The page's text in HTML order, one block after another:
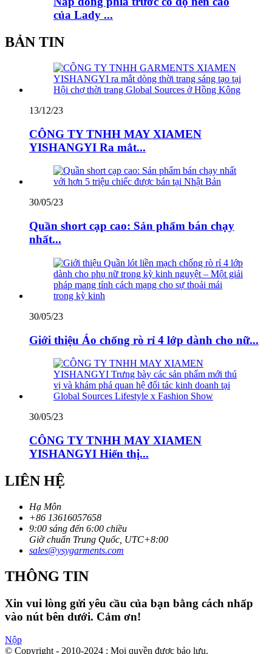
của Lady ...
BẢN TIN
13/12/23
CÔNG TY TNHH MAY XIAMEN
YISHANGYI Ra mắt...
30/05/23
Quần short cạp cao: Sản phẩm bán chạy
nhất...
30/05/23
Giới thiệu Áo chống rò rỉ 4 lớp dành cho nữ...
30/05/23
CÔNG TY TNHH MAY XIAMEN
YISHANGYI Hiển thị...
LIÊN HỆ
Hạ Môn
+86 13616057658
9:00 sáng đến 6:00 chiều
Giờ chuẩn Trung Quốc, UTC+8:00
sales@ysygarments.com
THÔNG TIN
Xin vui lòng gửi yêu cầu của bạn bằng cách nhấp
vào nút bên dưới. Cảm ơn!
Nộp
© Copyright - 2010-2024 : Mọi quyền được bảo lưu.